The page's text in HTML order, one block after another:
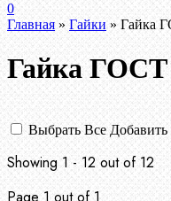
0
Главная » Гайки » Гайка
Гайка ГОСТ
Выбрать Все Добавить
Showing 1 - 12 out of 12